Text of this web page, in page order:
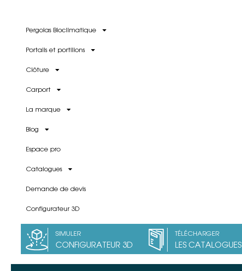
Pergolas Bioclimatique
Portails et portillons
Clôture
Carport
La marque
Blog
Espace pro
Catalogues
Demande de devis
Configurateur 3D
SIMULER
CONFIGURATEUR 3D
TÉLÉCHARGER
LES CATALOGUES